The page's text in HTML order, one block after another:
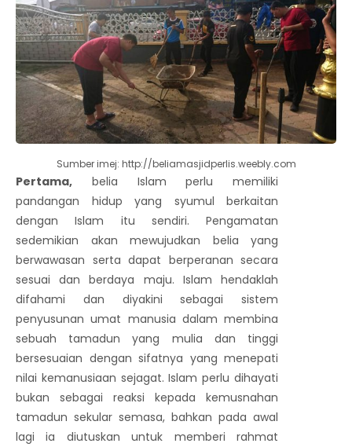
Sumber imej: http://beliamasjidperlis.weebly.com
Pertama, belia Islam perlu memiliki
pandangan hidup yang syumul berkaitan
dengan Islam itu sendiri. Pengamatan
sedemikian akan mewujudkan belia yang
berwawasan serta dapat berperanan secara
sesuai dan berdaya maju. Islam hendaklah
difahami dan diyakini sebagai sistem
penyusunan umat manusia dalam membina
sebuah tamadun yang mulia dan tinggi
bersesuaian dengan sifatnya yang menepati
nilai kemanusiaan sejagat. Islam perlu dihayati
bukan sebagai reaksi kepada kemusnahan
tamadun sekular semasa, bahkan pada awal
lagi ia diutuskan untuk memberi rahmat